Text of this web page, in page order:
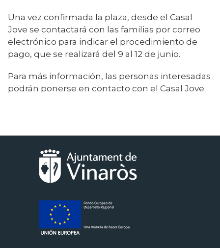
Una vez confirmada la plaza, desde el Casal
Jove se contactará con las familias por correo
electrónico para indicar el procedimiento de
pago, que se realizará del 9 al 12 de junio.
Para más información, las personas interesadas
podrán ponerse en contacto con el Casal Jove.